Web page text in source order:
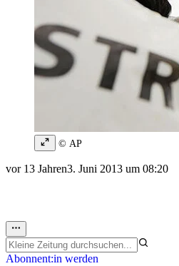
© AP
vor 13 Jahren3. Juni 2013 um 08:20
Abonnent:in werden